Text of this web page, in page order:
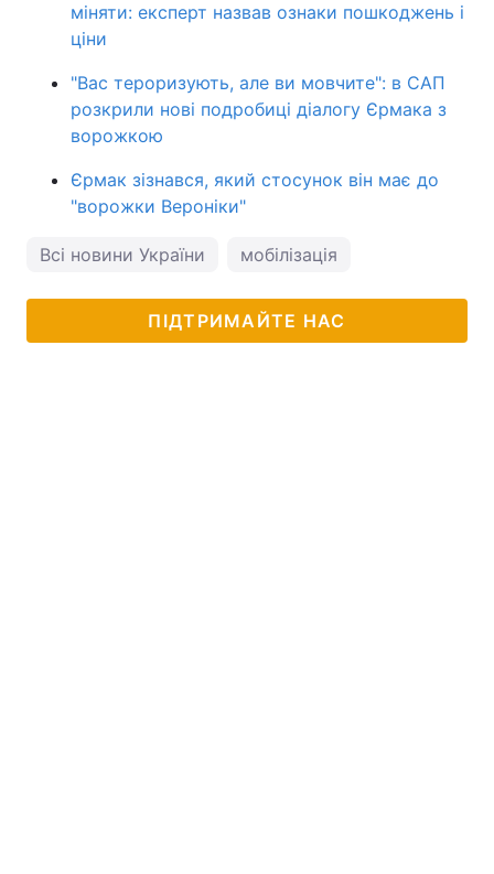
міняти: експерт назвав ознаки пошкоджень і
ціни
"Вас тероризують, але ви мовчите": в САП
розкрили нові подробиці діалогу Єрмака з
ворожкою
Єрмак зізнався, який стосунок він має до
"ворожки Вероніки"
Всі новини України мобілізація
ПІДТРИМАЙТЕ НАС